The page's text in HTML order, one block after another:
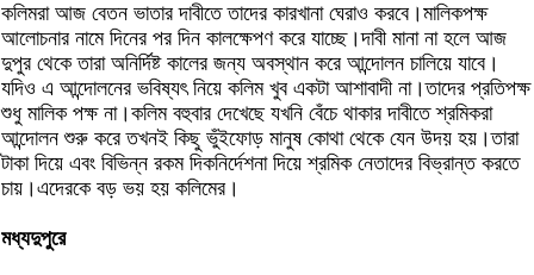
কলিমরা আজ বেতন ভাতার দাবীতে তাদের কারখানা ঘেরাও করবে।মালিকপক্ষ
আলোচনার নামে দিনের পর দিন কালক্ষেপণ করে যাচ্ছে।দাবী মানা না হলে আজ
দুপুর থেকে তারা অনির্দিষ্ট কালের জন্য অবস্থান করে আন্দোলন চালিয়ে যাবে।
যদিও এ আন্দোলনের ভবিষ্যৎ নিয়ে কলিম খুব একটা আশাবাদী না।তাদের প্রতিপক্ষ
শুধু মালিক পক্ষ না।কলিম বহুবার দেখেছে যখনি বেঁচে থাকার দাবীতে শ্রমিকরা
আন্দোলন শুরু করে তখনই কিছু ভুঁইফোড় মানুষ কোথা থেকে যেন উদয় হয়।তারা
টাকা দিয়ে এবং বিভিন্ন রকম দিকনির্দেশনা দিয়ে শ্রমিক নেতাদের বিভ্রান্ত করতে
চায়।এদেরকে বড় ভয় হয় কলিমের।
মধ্যদুপুরে